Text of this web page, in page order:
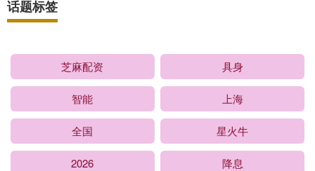
话题标签
芝麻配资 具身
智能 上海
全国 星火牛
2026 降息